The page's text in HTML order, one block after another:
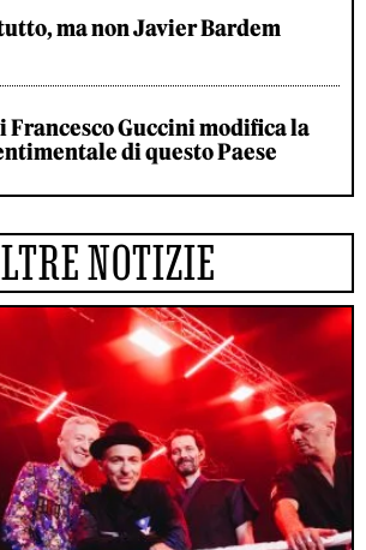
ma non Javier Bardem
Francesco Guccini modifica la
di questo Paese
NOTIZIE